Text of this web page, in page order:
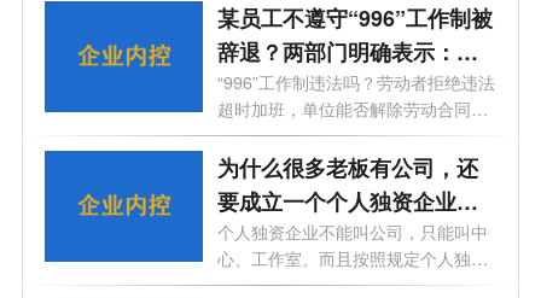
某员工不遵守“996”工作制被
辞退？两部门明确表示：条
款无效且违法！
“996”工作制违法吗？劳动者拒绝违法
超时加班，单位能否解除劳动合同？
2...
为什么很多老板有公司，还
要成立一个个人独资企业
呢？
个人独资企业不能叫公司，只能叫中
心、工作室。而且按照规定个人独资
企业...